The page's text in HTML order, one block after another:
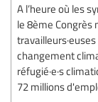
A l’heure où les
le 8ème Congrès
changement
réfugié·e·s
72 millions